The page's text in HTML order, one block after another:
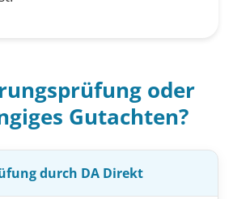
oder
Gutachten?
durch DA Direkt